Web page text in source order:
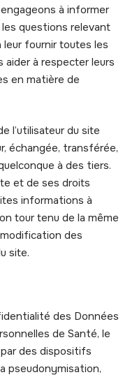
à informer
questions relevant
fournir toutes les
à respecter leurs
en matière de
l’utilisateur du site
échangée, transférée,
à des tiers.
et de ses droits
informations à
tour tenu de la même
des
site.
des Données
de Santé, le
des dispositifs
pseudonymisation,